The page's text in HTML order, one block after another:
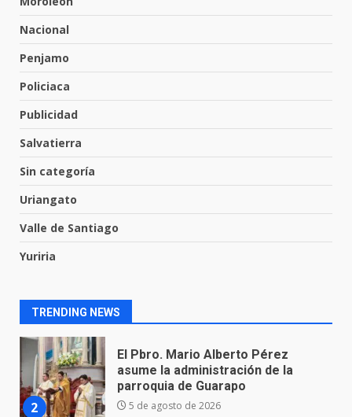
Nacional
Penjamo
Policiaca
Publicidad
Salvatierra
Sin categoría
Uriangato
Valle de Santiago
Yuriria
TRENDING NEWS
6
7
Emboscada a policías en Yuriria
1
Los Pastores: tradición que
2
3
FORTALECE LA SEGURIDAD Y LA
LEGALIDAD CON LA
TRANSFERENCIA DE ARMAS DE
FUEGO A LA SECRETARÍA DE LA